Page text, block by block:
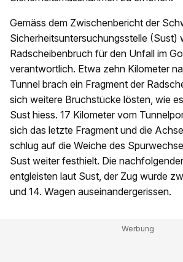
Gemäss dem Zwischenbericht der
Sicherheitsuntersuchungsstelle (Sust)
Radscheibenbruch für den Unfall im
verantwortlich. Etwa zehn Kilometer
Tunnel brach ein Fragment der
sich weitere Bruchstücke lösten, wie
Sust hiess. 17 Kilometer vom
sich das letzte Fragment und die
schlug auf die Weiche des
Sust weiter festhielt. Die
entgleisten laut Sust, der Zug wurde
und 14. Wagen auseinandergerissen.